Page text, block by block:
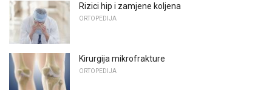
Rizici hip i zamjene koljena
ORTOPEDIJA
Kirurgija mikrofrakture
ORTOPEDIJA